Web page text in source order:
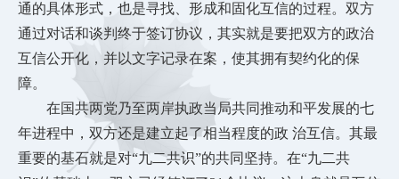
通的具体形式，也是寻找、形成和固化互信的过程。双方
通过对话和谈判终于签订协议，其实就是要把双方的政治
互信公开化，并以文字记录在案，使其拥有契约化的保
障。
在国共两党乃至两岸执政当局共同推动和平发展的七
年进程中，双方还是建立起了相当程度的政 治互信。其最
重要的基石就是对“九二共识”的共同坚持。在“九二共